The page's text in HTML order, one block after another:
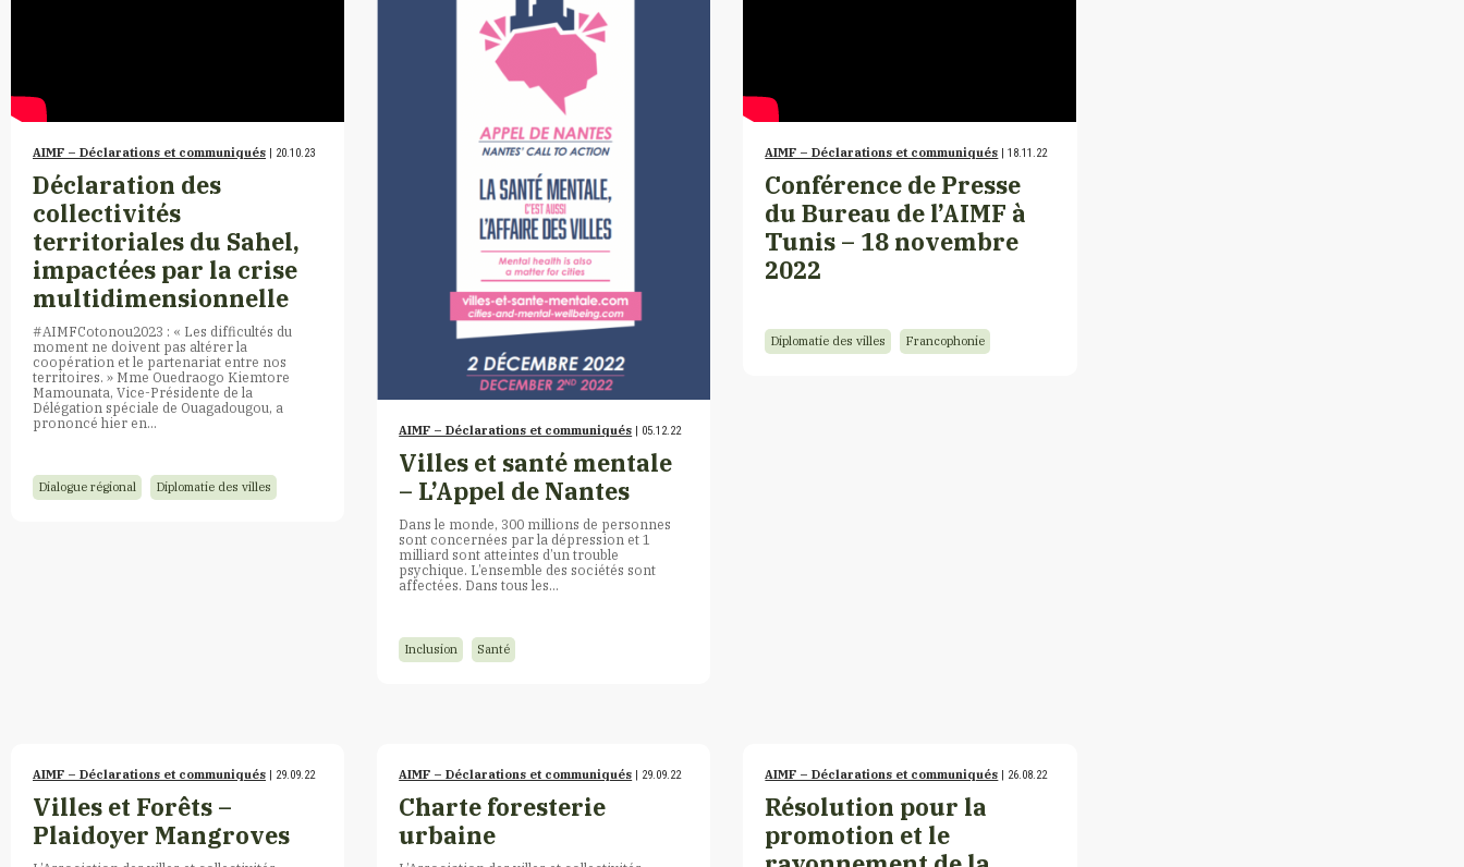
AIMF – Déclarations et communiqués | 20.10.23
Déclaration des
collectivités
territoriales du Sahel,
impactées par la crise
multidimensionnelle
#AIMFCotonou2023 : « Les difficultés du
moment ne doivent pas altérer la
coopération et le partenariat entre nos
territoires. » Mme Ouedraogo Kiemtore
Mamounata, Vice-Présidente de la
Délégation spéciale de Ouagadougou, a
prononcé hier en…
Dialogue régional Diplomatie des villes
AIMF – Déclarations et communiqués | 05.12.22
Villes et santé mentale
– L’Appel de Nantes
Dans le monde, 300 millions de personnes
sont concernées par la dépression et 1
milliard sont atteintes d’un trouble
psychique. L’ensemble des sociétés sont
affectées. Dans tous les…
Inclusion Santé
AIMF – Déclarations et communiqués | 18.11.22
Conférence de Presse
du Bureau de l’AIMF à
Tunis – 18 novembre
2022
Diplomatie des villes Francophonie
AIMF – Déclarations et communiqués | 29.09.22
Villes et Forêts –
Plaidoyer Mangroves
AIMF – Déclarations et communiqués | 29.09.22
Charte foresterie
urbaine
AIMF – Déclarations et communiqués | 26.08.22
Résolution pour la
promotion et le